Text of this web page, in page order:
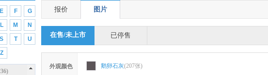
E F G
L M N
S T U
Z
(962)
(1971)
停售)
报价 图片
在售/未上市 已停售
外观颜色 鹅卵石灰(207张)